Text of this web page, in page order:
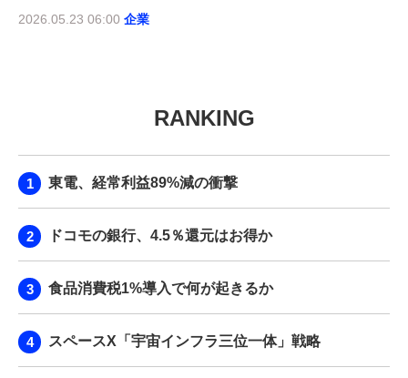
2026.05.23 06:00 企業
RANKING
東電、経常利益89%減の衝撃
ドコモの銀行、4.5％還元はお得か
食品消費税1%導入で何が起きるか
スペースX「宇宙インフラ三位一体」戦略